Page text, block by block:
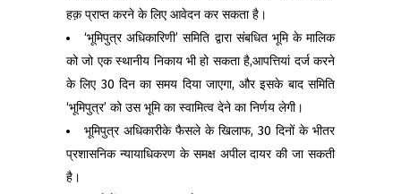
हक़ प्राप्त करने के लिए आवेदन कर सकता है।
‘भूमिपुत्र अधिकारिणी’ समिति द्वारा संबधित भूमि के मालिक
को जो एक स्थानीय निकाय भी हो सकता है,आपत्तियां दर्ज करने
के लिए 30 दिन का समय दिया जाएगा, और इसके बाद समिति
‘भूमिपुत्र’ को उस भूमि का स्वामित्व देने का निर्णय लेगी।
भूमिपुत्र अधिकारीके फैसले के खिलाफ, 30 दिनों के भीतर
प्रशासनिक न्यायाधिकरण के समक्ष अपील दायर की जा सकती
है।